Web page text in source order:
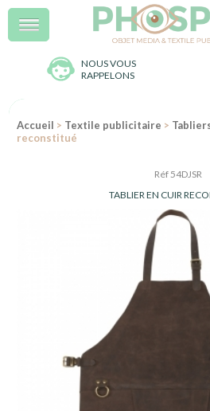
NOUS VOUS
RAPPELONS
Menu
Accueil > Textile publicitaire >
reconstitué
Réf 54DJSR
TABLIER EN CUIR